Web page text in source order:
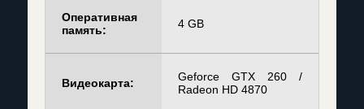
Оперативная
память:
4 GB
Видеокарта:
Geforce GTX 260 /
Radeon HD 4870